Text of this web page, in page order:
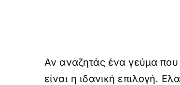
Αν αναζητάς ένα γεύμα που
είναι η ιδανική επιλογή.